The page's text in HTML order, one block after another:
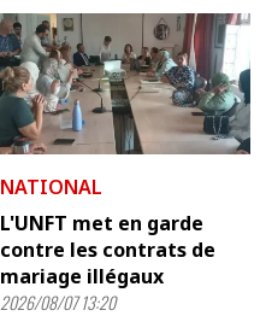
NATIONAL
L'UNFT met en garde
contre les contrats de
mariage illégaux
2026/08/07 13:20